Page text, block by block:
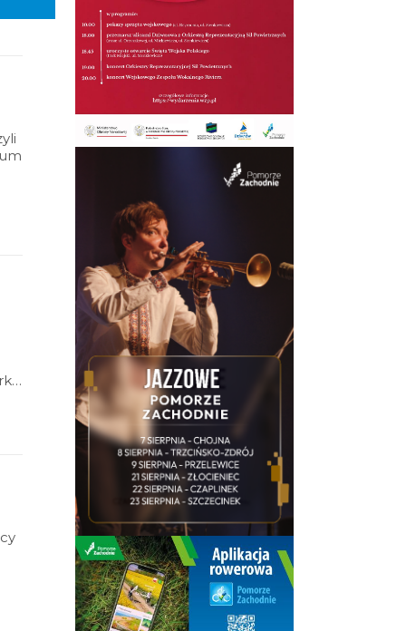
odbędzie się wernisaż otwierający wystawę prac Krzysztofa Wieczorka.